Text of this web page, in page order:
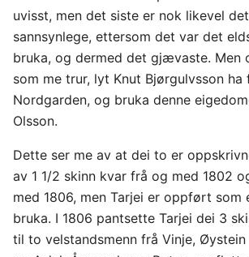
uvisst, men det siste er nok likevel
sannsynlege, ettersom det var det
bruka, og dermed det gjævaste. Men
som me trur, lyt Knut Bjørgulvsson
Nordgarden, og bruka denne
Olsson.
Dette ser me av at dei to er
av 1 1/2 skinn kvar frå og med 1802
med 1806, men Tarjei er oppført som
bruka. I 1806 pantsette Tarjei dei 3
til to velstandsmenn frå Vinje, Øystein